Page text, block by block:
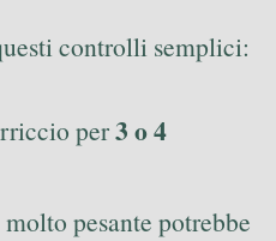
controlli semplici:
per3 o 4
pesante potrebbe